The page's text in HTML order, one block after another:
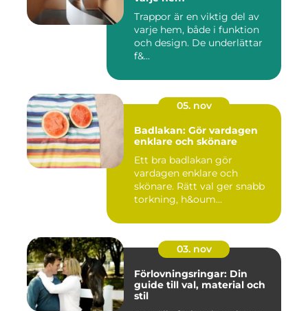
Trappor är en viktig del av
varje hem, både i funktion
och design. De underlättar
f&...
05. nov
Badlakan: Gör vardagen
enklare och skönare
Ett bra badlakan gör
vardagen enklare och
skönare. Rätt val ger snabb
torkning, h&oum...
03. nov
Förlovningsringar: Din
guide till val, material och
stil